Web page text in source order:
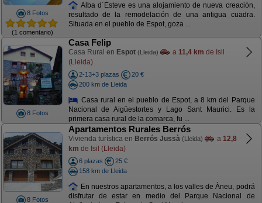
8 Fotos
(1 comentario)
Alba d´Esteve es una alojamiento de nueva creación,
resultado de la remodelación de una antigua cuadra.
Situada en el pueblo de Espot, goza ...
8 Fotos
Casa Felip
Casa Rural en Espot (Lleida) a 11,4 km de Isil
(Lleida)
2-13+3 plazas
20 €
200 km de Lleida
Casa rural en el pueblo de Espot, a 8 km del Parque
Nacional de Aigüestortes y Lago Sant Maurici. Es la
primera casa rural de la comarca, fu ...
8 Fotos
Apartamentos Rurales Berrós
Vivienda turística en Berrós Jussà (Lleida) a 12,8
km de Isil (Lleida)
6 plazas
25 €
158 km de Lleida
En nuestros apartamentos, a los valles de Àneu, podrá
disfrutar de estar en medio del Parque Nacional de